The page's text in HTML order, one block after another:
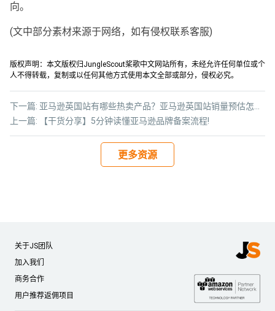
向。
(文中部分素材来源于网络，如有侵权联系客服)
版权声明：本文版权归JungleScout桨歌中文网站所有，未经允许任何单位或个
人不得转载，复制或以任何其他方式使用本文全部或部分，侵权必究。
上一篇: 【干货分享】5分钟读懂亚马逊品牌备案流程!
下一篇: 亚马逊英国站有哪些热卖产品？亚马逊英国站销量预估怎么做？
更多资源
关于JS团队
加入我们
商务合作
用户推荐返佣项目